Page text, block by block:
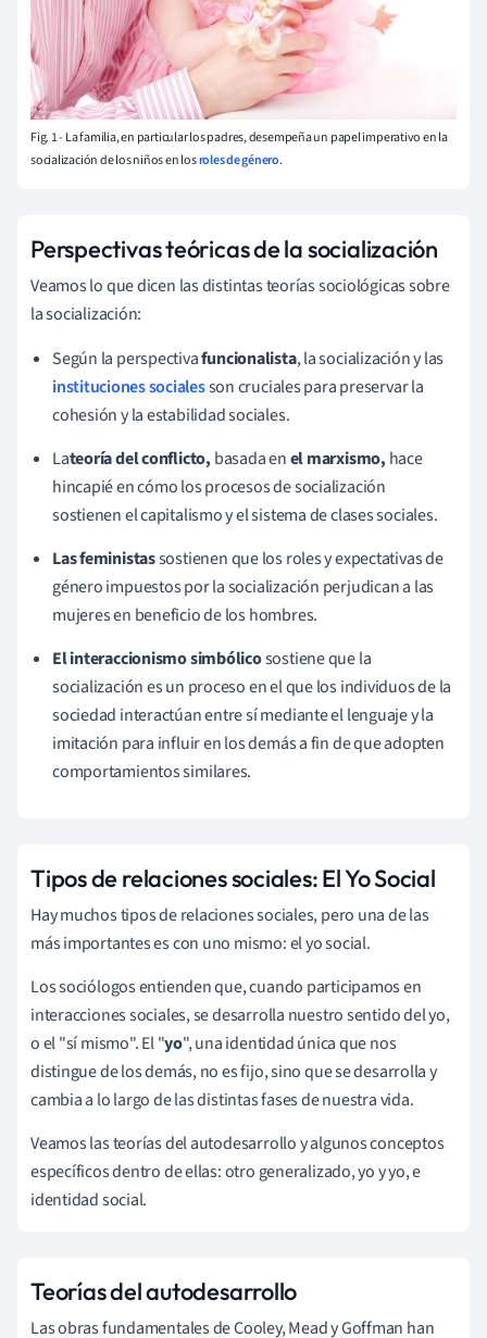
Fig. 1 - La familia, en particular los padres, desempeña un papel imperativo en la
socialización de los niños en losroles de género.
Perspectivas teóricas de la socialización
Veamos lo que dicen las distintas teorías sociológicas sobre
la socialización:
Según la perspectivafuncionalista, la socialización y las
instituciones socialesson cruciales para preservar la
cohesión y la estabilidad sociales.
Lateoría del conflicto, basada enel marxismo, hace
hincapié en cómo los procesos de socialización
sostienen el capitalismo y el sistema de clases sociales.
Las feministassostienen que los roles y expectativas de
género impuestos por la socialización perjudican a las
mujeres en beneficio de los hombres.
El interaccionismo simbólicosostiene que la
socialización es un proceso en el que los individuos de la
sociedad interactúan entre sí mediante el lenguaje y la
imitación para influir en los demás a fin de que adopten
comportamientos similares.
Tipos de relaciones sociales:El Yo Social
Hay muchos tipos de relaciones sociales, pero una de las
más importantes es con uno mismo: el yo social.
Los sociólogos entienden que, cuando participamos en
interacciones sociales, se desarrolla nuestro sentido del yo,
o el "sí mismo". El "yo", una identidad única que nos
distingue de los demás, no es fijo, sino que se desarrolla y
cambia a lo largo de las distintas fases de nuestra vida.
Veamos las teorías del autodesarrollo y algunos conceptos
específicos dentro de ellas: otro generalizado, yo y yo, e
identidad social.
Teorías del autodesarrollo
Las obras fundamentales de Cooley, Mead y Goffman han